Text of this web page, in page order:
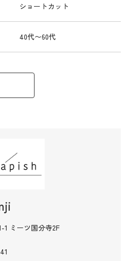
ショートカット
40代〜60代
1 ミーツ国分寺2F